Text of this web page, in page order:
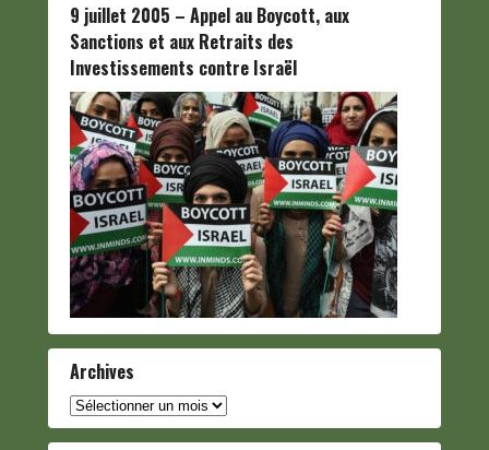
9 juillet 2005 – Appel au Boycott, aux
Sanctions et aux Retraits des
Investissements contre Israël
Archives
Archives